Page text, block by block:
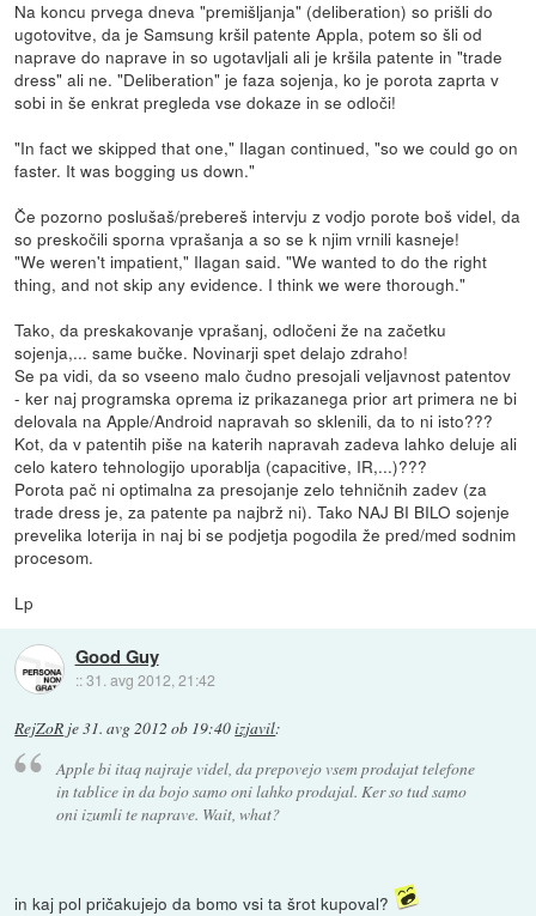
Na koncu prvega dneva "premišljanja" (deliberation) so prišli do
ugotovitve, da je Samsung kršil patente Appla, potem so šli od
naprave do naprave in so ugotavljali ali je kršila patente in "trade
dress" ali ne. "Deliberation" je faza sojenja, ko je porota zaprta v
sobi in še enkrat pregleda vse dokaze in se odloči!
"In fact we skipped that one," Ilagan continued, "so we could go on
faster. It was bogging us down."
Če pozorno poslušaš/prebereš intervju z vodjo porote boš videl, da
so preskočili sporna vprašanja a so se k njim vrnili kasneje!
"We weren't impatient," Ilagan said. "We wanted to do the right
thing, and not skip any evidence. I think we were thorough."
Tako, da preskakovanje vprašanj, odločeni že na začetku
sojenja,... same bučke. Novinarji spet delajo zdraho!
Se pa vidi, da so vseeno malo čudno presojali veljavnost patentov
- ker naj programska oprema iz prikazanega prior art primera ne bi
delovala na Apple/Android napravah so sklenili, da to ni isto???
Kot, da v patentih piše na katerih napravah zadeva lahko deluje ali
celo katero tehnologijo uporablja (capacitive, IR,...)???
Porota pač ni optimalna za presojanje zelo tehničnih zadev (za
trade dress je, za patente pa najbrž ni). Tako NAJ BI BILO sojenje
prevelika loterija in naj bi se podjetja pogodila že pred/med sodnim
procesom.
Lp
Good Guy
::31. avg 2012, 21:42
RejZoR je31. avg 2012 ob 19:40izjavil:
Apple bi itaq najraje videl, da prepovejo vsem prodajat telefone
in tablice in da bojo samo oni lahko prodajal. Ker so tud samo
oni izumli te naprave. Wait, what?
in kaj pol pričakujejo da bomo vsi ta šrot kupoval?